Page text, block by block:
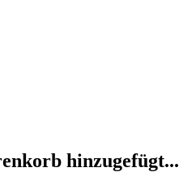
hinzugefügt...